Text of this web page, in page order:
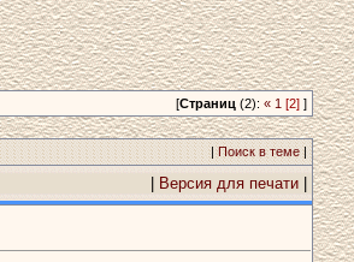
[Страниц (2): « 1 [2] ]
|Поиск в теме|
Версия для печати